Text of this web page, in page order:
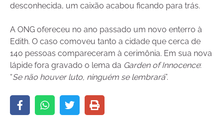
desconhecida, um caixão acabou ficando para trás.
A ONG ofereceu no ano passado um novo enterro à
Edith. O caso comoveu tanto a cidade que cerca de
140 pessoas compareceram à cerimônia. Em sua nova
lápide fora gravado o lema da Garden of Innocence:
“Se não houver luto, ninguém se lembrará”.